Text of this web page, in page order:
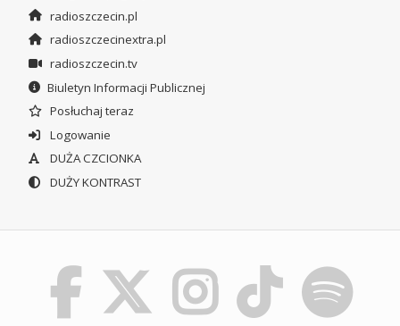
radioszczecin.pl
radioszczecinextra.pl
radioszczecin.tv
Biuletyn Informacji Publicznej
Posłuchaj teraz
Logowanie
DUŻA CZCIONKA
DUŻY KONTRAST